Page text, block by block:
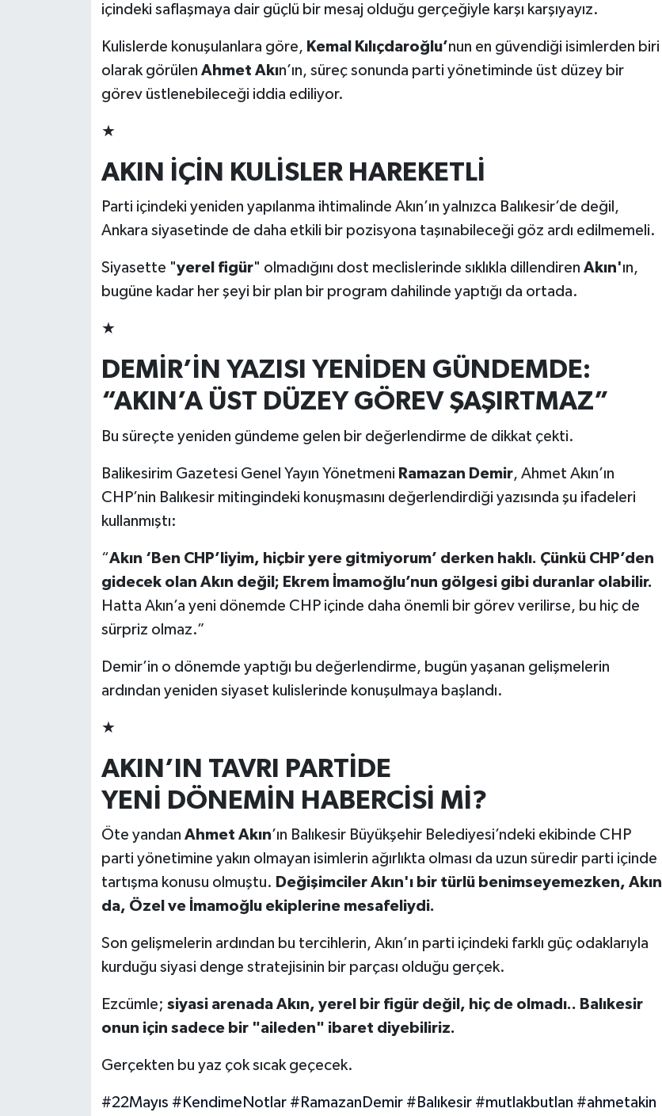
içindeki saflaşmaya dair güçlü bir mesaj olduğu gerçeğiyle karşı karşıyayız.
Kulislerde konuşulanlara göre, Kemal Kılıçdaroğlu’nun en güvendiği isimlerden biri
olarak görülen Ahmet Akın’ın, süreç sonunda parti yönetiminde üst düzey bir
görev üstlenebileceği iddia ediliyor.
★
AKIN İÇİN KULİSLER HAREKETLİ
Parti içindeki yeniden yapılanma ihtimalinde Akın’ın yalnızca Balıkesir’de değil,
Ankara siyasetinde de daha etkili bir pozisyona taşınabileceği göz ardı edilmemeli.
Siyasette "yerel figür" olmadığını dost meclislerinde sıklıkla dillendiren Akın'ın,
bugüne kadar her şeyi bir plan bir program dahilinde yaptığı da ortada.
★
DEMİR’İN YAZISI YENİDEN GÜNDEMDE:
“AKIN’A ÜST DÜZEY GÖREV ŞAŞIRTMAZ”
Bu süreçte yeniden gündeme gelen bir değerlendirme de dikkat çekti.
Balikesirim Gazetesi Genel Yayın Yönetmeni Ramazan Demir, Ahmet Akın’ın
CHP’nin Balıkesir mitingindeki konuşmasını değerlendirdiği yazısında şu ifadeleri
kullanmıştı:
“Akın ‘Ben CHP’liyim, hiçbir yere gitmiyorum’ derken haklı. Çünkü CHP’den
gidecek olan Akın değil; Ekrem İmamoğlu’nun gölgesi gibi duranlar olabilir.
Hatta Akın’a yeni dönemde CHP içinde daha önemli bir görev verilirse, bu hiç de
sürpriz olmaz.”
Demir’in o dönemde yaptığı bu değerlendirme, bugün yaşanan gelişmelerin
ardından yeniden siyaset kulislerinde konuşulmaya başlandı.
★
AKIN’IN TAVRI PARTİDE
YENİ DÖNEMİN HABERCİSİ Mİ?
Öte yandan Ahmet Akın’ın Balıkesir Büyükşehir Belediyesi’ndeki ekibinde CHP
parti yönetimine yakın olmayan isimlerin ağırlıkta olması da uzun süredir parti içinde
tartışma konusu olmuştu. Değişimciler Akın'ı bir türlü benimseyemezken, Akın
da, Özel ve İmamoğlu ekiplerine mesafeliydi.
Son gelişmelerin ardından bu tercihlerin, Akın’ın parti içindeki farklı güç odaklarıyla
kurduğu siyasi denge stratejisinin bir parçası olduğu gerçek.
Ezcümle; siyasi arenada Akın, yerel bir figür değil, hiç de olmadı.. Balıkesir
onun için sadece bir "aileden" ibaret diyebiliriz.
Gerçekten bu yaz çok sıcak geçecek.
#22Mayıs #KendimeNotlar #RamazanDemir #Balıkesir #mutlakbutlan #ahmetakin